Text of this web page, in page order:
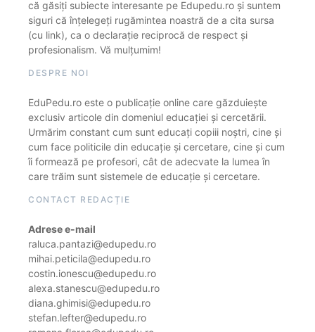
că găsiți subiecte interesante pe Edupedu.ro și suntem
siguri că înțelegeți rugămintea noastră de a cita sursa
(cu link), ca o declarație reciprocă de respect și
profesionalism. Vă mulțumim!
DESPRE NOI
EduPedu.ro este o publicație online care găzduiește
exclusiv articole din domeniul educației și cercetării.
Urmărim constant cum sunt educați copiii noștri, cine și
cum face politicile din educație și cercetare, cine și cum
îi formează pe profesori, cât de adecvate la lumea în
care trăim sunt sistemele de educație și cercetare.
CONTACT REDACȚIE
Adrese e-mail
raluca.pantazi@edupedu.ro
mihai.peticila@edupedu.ro
costin.ionescu@edupedu.ro
alexa.stanescu@edupedu.ro
diana.ghimisi@edupedu.ro
stefan.lefter@edupedu.ro